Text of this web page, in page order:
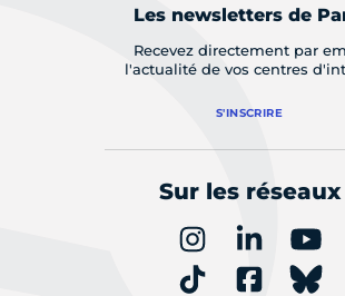
Les newsletters de
Recevez directement par
l'actualité de vos centres
S'INSCRIRE
Sur les réseaux